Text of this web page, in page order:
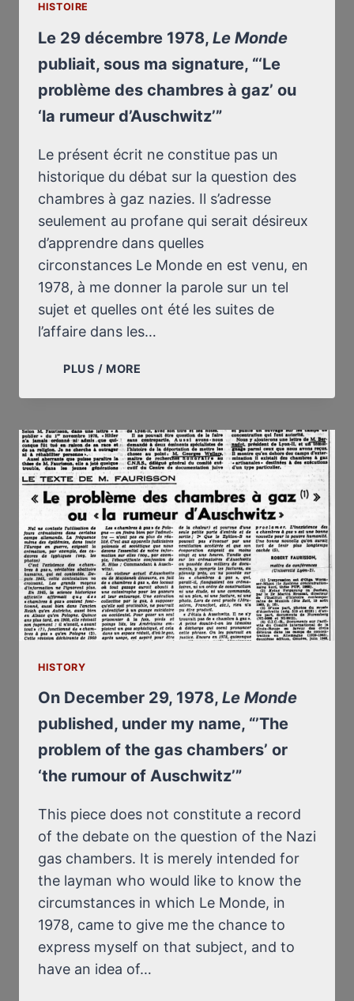
‘LA
DI
AUSCHWITZ’”
HISTOIRE
Le 29 décembre 1978, Le Monde
publiait, sous ma signature, “‘Le
problème des chambres à gaz’ ou
‘la rumeur d’Auschwitz’”
Le présent écrit ne constitue pas un
historique du débat sur la question des
chambres à gaz nazies. Il s’adresse
seulement au profane qui serait désireux
d’apprendre dans quelles
circonstances Le Monde en est venu, en
1978, à me donner la parole sur un tel
sujet et quelles ont été les suites de
l’affaire dans les…
PLUS / MORE
DÉCEMBRE
LE
MONDE
PUBLIAIT,
SOUS
MA
SIGNATURE,
“‘LE
PROBLÈME
DES
CHAMBRES
À
GAZ’
RUMEUR
HISTORY
On December 29, 1978, Le Monde
published, under my name, “’The
problem of the gas chambers’ or
‘the rumour of Auschwitz’”
This piece does not constitute a record
of the debate on the question of the Nazi
gas chambers. It is merely intended for
the layman who would like to know the
circumstances in which Le Monde, in
1978, came to give me the chance to
express myself on that subject, and to
have an idea of…